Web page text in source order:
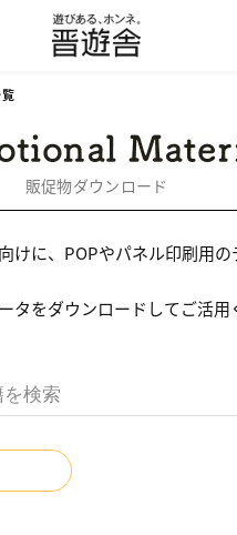
販促物ダウンロード
けに、POPやパネル印刷用
タをダウンロードしてご活用